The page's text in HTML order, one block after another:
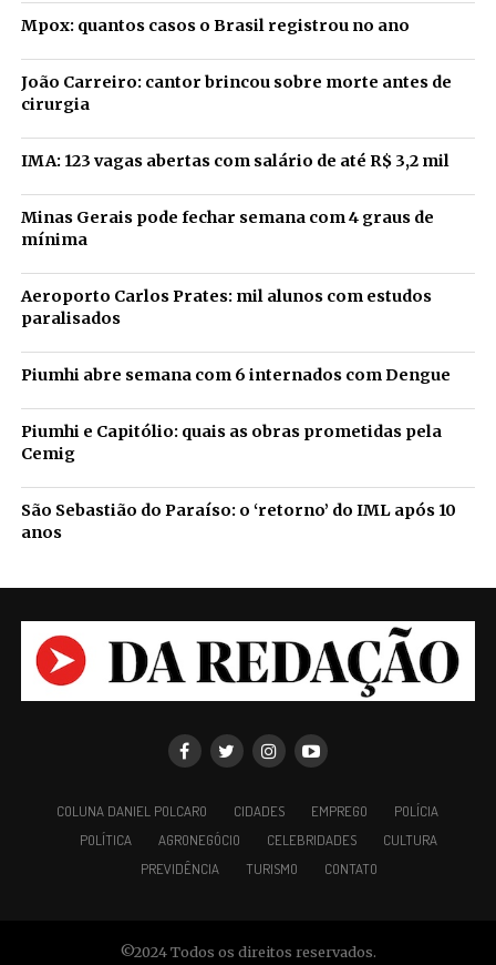
Mpox: quantos casos o Brasil registrou no ano
João Carreiro: cantor brincou sobre morte antes de
cirurgia
IMA: 123 vagas abertas com salário de até R$ 3,2 mil
Minas Gerais pode fechar semana com 4 graus de
mínima
Aeroporto Carlos Prates: mil alunos com estudos
paralisados
Piumhi abre semana com 6 internados com Dengue
Piumhi e Capitólio: quais as obras prometidas pela
Cemig
São Sebastião do Paraíso: o ‘retorno’ do IML após 10
anos
COLUNA DANIEL POLCARO CIDADES EMPREGO
POLÍCIA
POLÍTICA
AGRONEGÓCIO CELEBRIDADES
CULTURA
PREVIDÊNCIA
TURISMO CONTATO
©2024 Todos os direitos reservados.